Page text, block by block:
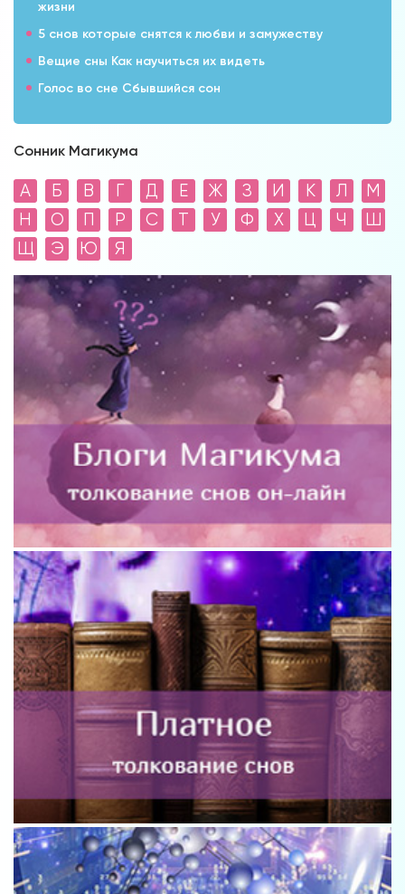
жизни
5 снов которые снятся к любви и замужеству
Вещие сны Как научиться их видеть
Голос во сне Сбывшийся сон
Сонник Магикума
А Б В Г Д Е Ж З И К Л
М
Н
О П Р С Т У Ф Х Ц Ч
Ш
Щ
Э Ю Я